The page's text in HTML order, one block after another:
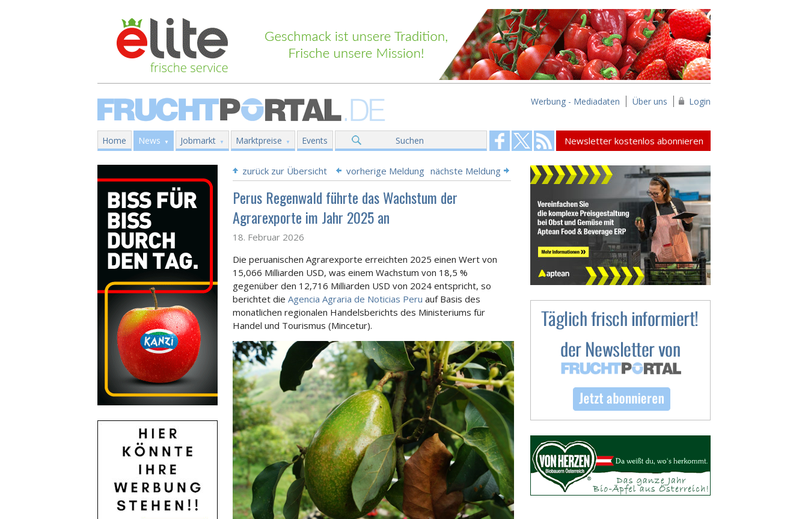
Werbung - Mediadaten Über uns Login
Home News Jobmarkt Marktpreise Events Suchen Newsletter kostenlos abonnieren
zurück zur Übersicht vorherige Meldung nächste Meldung
Perus Regenwald führte das Wachstum der
Agrarexporte im Jahr 2025 an
18. Februar 2026
Die peruanischen Agrarexporte erreichten 2025 einen Wert von
15,066 Milliarden USD, was einem Wachstum von 18,5 %
gegenüber den 12,716 Milliarden USD von 2024 entspricht, so
berichtet die Agencia Agraria de Noticias Peru auf Basis des
monatlichen regionalen Handelsberichts des Ministeriums für
Handel und Tourismus (Mincetur).